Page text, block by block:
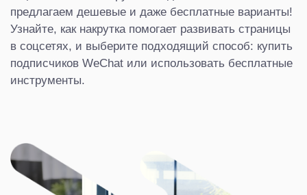
предлагаем дешевые и даже бесплатные варианты!
Узнайте, как накрутка помогает развивать страницы
в соцсетях, и выберите подходящий способ: купить
подписчиков WeChat или использовать бесплатные
инструменты.